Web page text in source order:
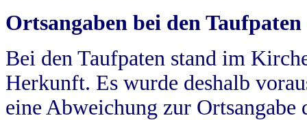
Ortsangaben bei den Taufpaten
Bei den Taufpaten stand im
Herkunft. Es wurde deshalb
eine Abweichung zur